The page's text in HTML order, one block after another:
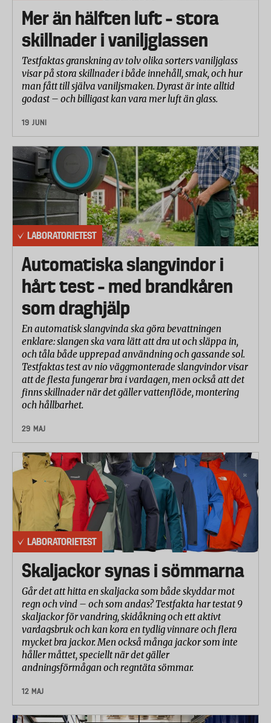
Mer än hälften luft – stora
skillnader i vaniljglassen
Testfaktas granskning av tolv olika sorters vaniljglass
visar på stora skillnader i både innehåll, smak, och hur
man fått till själva vaniljsmaken. Dyrast är inte alltid
godast – och billigast kan vara mer luft än glass.
19 JUNI
LABORATORIETEST
Automatiska slangvindor i
hårt test – med brandkåren
som draghjälp
En automatisk slangvinda ska göra bevattningen
enklare: slangen ska vara lätt att dra ut och släppa in,
och tåla både upprepad användning och gassande sol.
Testfaktas test av nio väggmonterade slangvindor visar
att de flesta fungerar bra i vardagen, men också att det
finns skillnader när det gäller vattenflöde, montering
och hållbarhet.
29 MAJ
LABORATORIETEST
Skaljackor synas i sömmarna
Går det att hitta en skaljacka som både skyddar mot
regn och vind – och som andas? Testfakta har testat 9
skaljackor för vandring, skidåkning och ett aktivt
vardagsbruk och kan kora en tydlig vinnare och flera
mycket bra jackor. Men också många jackor som inte
håller måttet, speciellt när det gäller
andningsförmågan och regntäta sömmar.
12 MAJ